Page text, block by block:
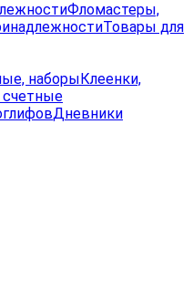
Фломастеры,
Товары для
наборыКлеенки,
счетные
Дневники